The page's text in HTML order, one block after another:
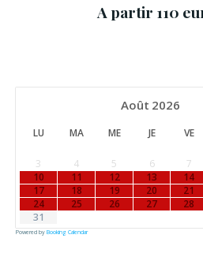
A partir 110
Août 2026
LU MA ME JE VE
3
4 5 6 7
10
11 12 13 14
17
18 19 20 21
24
25 26 27 28
31
Powered by Booking Calendar